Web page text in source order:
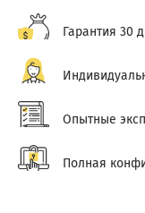
Гарантия 30
Опытные
Полная